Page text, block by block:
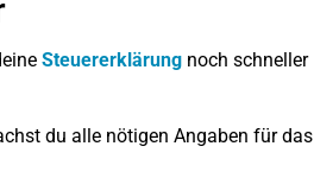
Steuererklärung noch schneller
du alle nötigen Angaben für das